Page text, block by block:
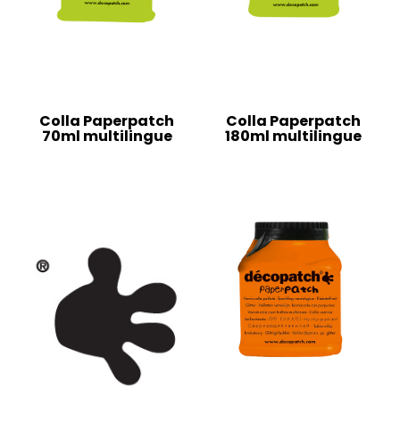
Colla Paperpatch
70ml multilingue
Colla Paperpatch
180ml multilingue